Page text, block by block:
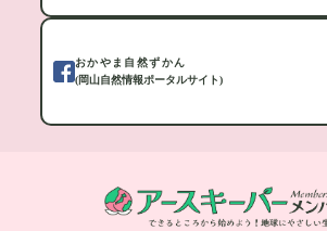
おかやま自然ずかん
(岡山自然情報ポータルサイト)